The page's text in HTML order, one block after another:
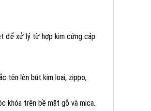
để xử lý từ hợp kim cứng cáp
tên lên bút kim loại, zippo,
khóa trên bề mặt gỗ và mica.